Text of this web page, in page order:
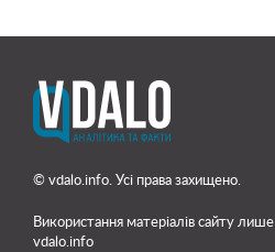
© vdalo.info. Усі права захищено.
Використання матеріалів сайту лише
vdalo.info